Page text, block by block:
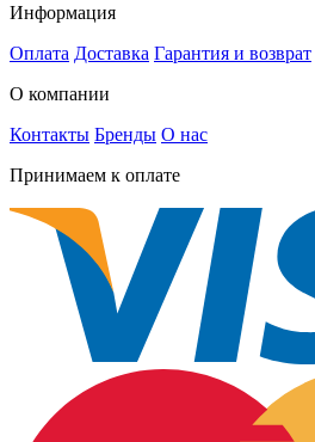
Информация
Оплата Доставка Гарантия и возврат
О компании
Контакты Бренды О нас
Принимаем к оплате